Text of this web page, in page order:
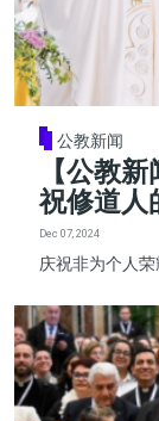
公教新闻
【公教
祝修道
Dec 07, 2024
庆祝非为个人